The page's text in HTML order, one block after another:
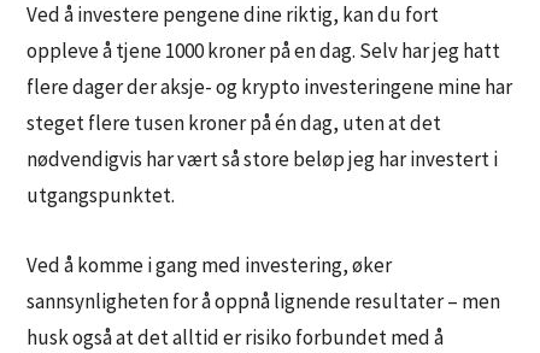
Ved å investere pengene dine riktig, kan du fort
oppleve å tjene 1000 kroner på en dag. Selv har jeg hatt
flere dager der aksje- og krypto investeringene mine har
steget flere tusen kroner på én dag, uten at det
nødvendigvis har vært så store beløp jeg har investert i
utgangspunktet.
Ved å komme i gang med investering, øker
sannsynligheten for å oppnå lignende resultater – men
husk også at det alltid er risiko forbundet med å